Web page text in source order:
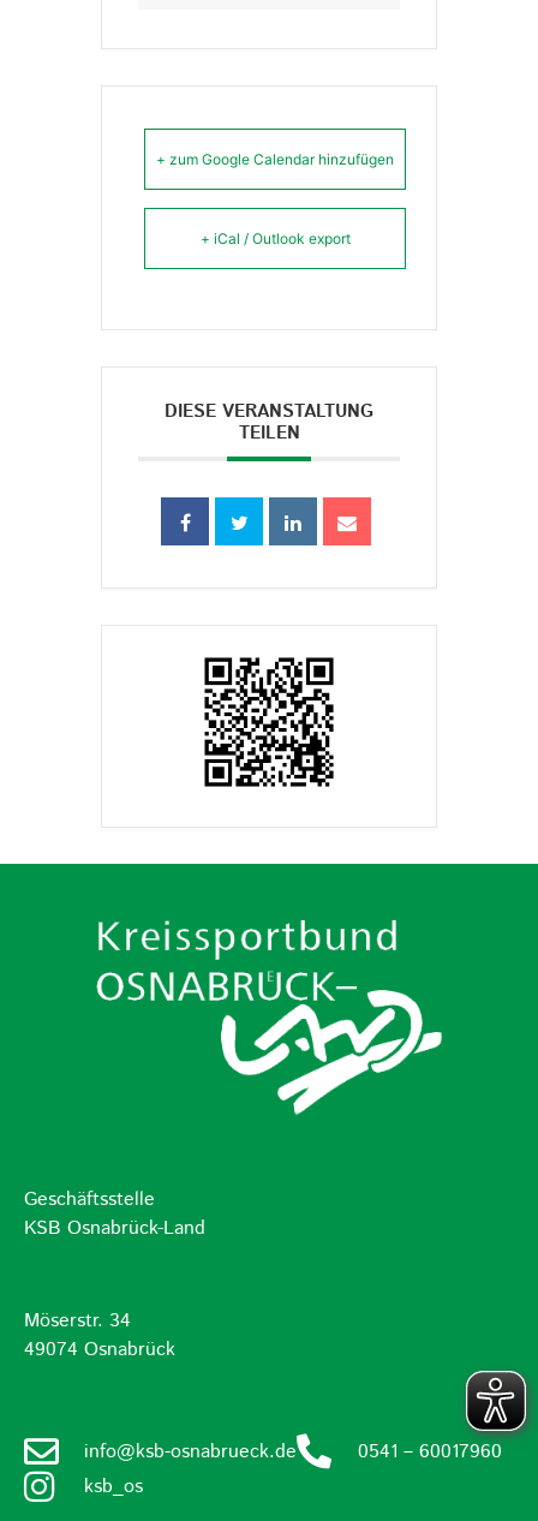
+ zum Google Calendar hinzufügen
+ iCal / Outlook export
DIESE VERANSTALTUNG
TEILEN
Geschäftsstelle
KSB Osnabrück-Land
Möserstr. 34
49074 Osnabrück
info@ksb-osnabrueck.de
0541 – 60017960
ksb_os